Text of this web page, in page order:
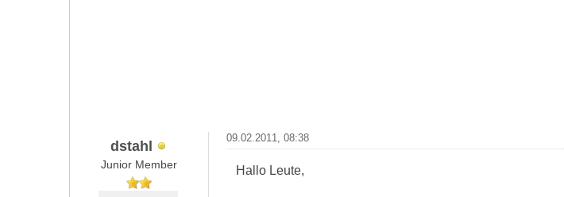
dstahl
Junior Member
09.02.2011, 08:38
Hallo Leute,